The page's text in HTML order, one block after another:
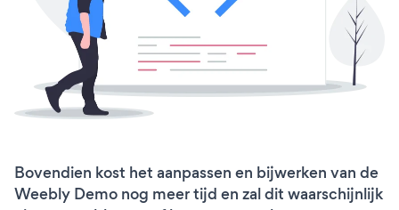
Bovendien kost het aanpassen en bijwerken van de
Weebly Demo nog meer tijd en zal dit waarschijnlijk